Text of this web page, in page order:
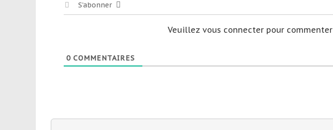
S’abonner
Veuillez vous connecter pour commenter
0 COMMENTAIRES